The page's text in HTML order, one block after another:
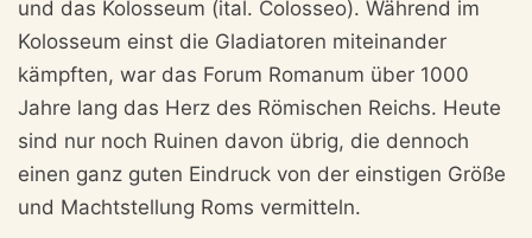
und das Kolosseum (ital. Colosseo). Während im
Kolosseum einst die Gladiatoren miteinander
kämpften, war das Forum Romanum über 1000
Jahre lang das Herz des Römischen Reichs. Heute
sind nur noch Ruinen davon übrig, die dennoch
einen ganz guten Eindruck von der einstigen Größe
und Machtstellung Roms vermitteln.